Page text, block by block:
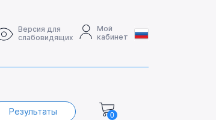
Версия для
слабовидящих
Мой
кабинет
Результаты 0